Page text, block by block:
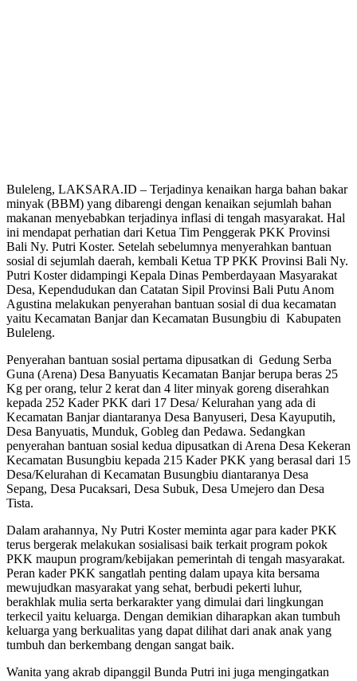
Buleleng, LAKSARA.ID – Terjadinya kenaikan harga bahan bakar
minyak (BBM) yang dibarengi dengan kenaikan sejumlah bahan
makanan menyebabkan terjadinya inflasi di tengah masyarakat. Hal
ini mendapat perhatian dari Ketua Tim Penggerak PKK Provinsi
Bali Ny. Putri Koster. Setelah sebelumnya menyerahkan bantuan
sosial di sejumlah daerah, kembali Ketua TP PKK Provinsi Bali Ny.
Putri Koster didampingi Kepala Dinas Pemberdayaan Masyarakat
Desa, Kependudukan dan Catatan Sipil Provinsi Bali Putu Anom
Agustina melakukan penyerahan bantuan sosial di dua kecamatan
yaitu Kecamatan Banjar dan Kecamatan Busungbiu di Kabupaten
Buleleng.
Penyerahan bantuan sosial pertama dipusatkan di Gedung Serba
Guna (Arena) Desa Banyuatis Kecamatan Banjar berupa beras 25
Kg per orang, telur 2 kerat dan 4 liter minyak goreng diserahkan
kepada 252 Kader PKK dari 17 Desa/ Kelurahan yang ada di
Kecamatan Banjar diantaranya Desa Banyuseri, Desa Kayuputih,
Desa Banyuatis, Munduk, Gobleg dan Pedawa. Sedangkan
penyerahan bantuan sosial kedua dipusatkan di Arena Desa Kekeran
Kecamatan Busungbiu kepada 215 Kader PKK yang berasal dari 15
Desa/Kelurahan di Kecamatan Busungbiu diantaranya Desa
Sepang, Desa Pucaksari, Desa Subuk, Desa Umejero dan Desa
Tista.
Dalam arahannya, Ny Putri Koster meminta agar para kader PKK
terus bergerak melakukan sosialisasi baik terkait program pokok
PKK maupun program/kebijakan pemerintah di tengah masyarakat.
Peran kader PKK sangatlah penting dalam upaya kita bersama
mewujudkan masyarakat yang sehat, berbudi pekerti luhur,
berakhlak mulia serta berkarakter yang dimulai dari lingkungan
terkecil yaitu keluarga. Dengan demikian diharapkan akan tumbuh
keluarga yang berkualitas yang dapat dilihat dari anak anak yang
tumbuh dan berkembang dengan sangat baik.
Wanita yang akrab dipanggil Bunda Putri ini juga mengingatkan